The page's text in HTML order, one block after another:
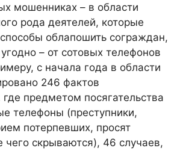
мошенниках – в области
рода деятелей, которые
облапошить сограждан,
– от сотовых телефонов
с начала года в области
246 фактов
предметом посягательства
телефоны (преступники,
потерпевших, просят
чего скрываются), 46 случаев,